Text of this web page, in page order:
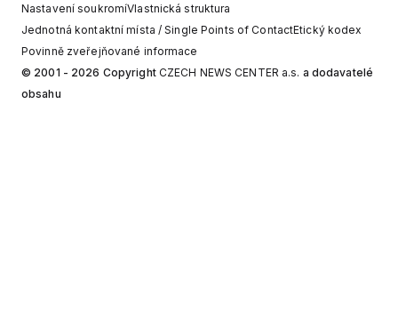
Nastavení soukromíVlastnická struktura
Jednotná kontaktní místa / Single Points of ContactEtický kodex
Povinně zveřejňované informace
© 2001 - 2026 Copyright CZECH NEWS CENTER a.s. a dodavatelé
obsahu